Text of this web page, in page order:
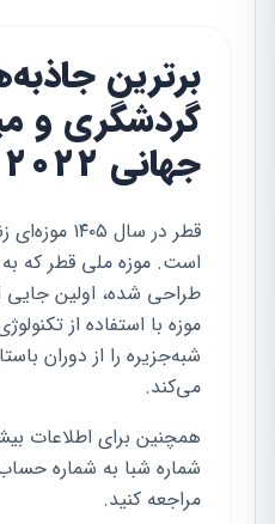
برترین
گردشگری و
جهانی ۲۰۲۲
قطر در سال
است. موزه ملی قطر که
طراحی شده، اولین جایی
موزه با استفاده از
شبه‌جزیره را از دوران
می‌کند.
همچنین برای اطلاعات
شماره شبا به شماره
مراجعه کنید.